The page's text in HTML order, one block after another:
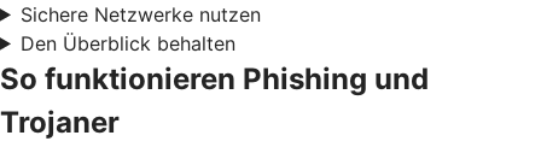
Sichere Netzwerke nutzen
Den Überblick behalten
So funktionieren Phishing und
Trojaner